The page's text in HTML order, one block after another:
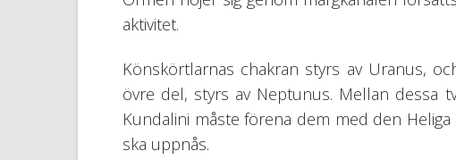
aktivitet.
Könskörtlarnas chakran styrs av Uranus,
övre del, styrs av Neptunus. Mellan dessa
Kundalini måste förena dem med den
ska uppnås.